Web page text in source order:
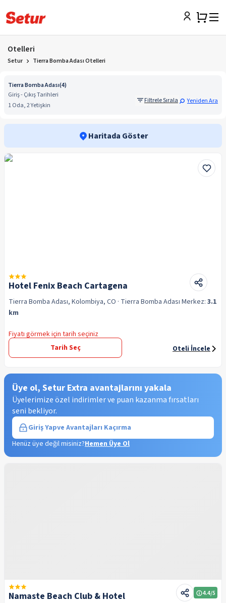
Otelleri
Setur Tierra Bomba Adası Otelleri
Tierra Bomba Adası(4)
Giriş - Çıkış Tarihleri
1 Oda, 2 Yetişkin
Filtrele Sırala Yeniden Ara
Haritada Göster
Hotel Fenix Beach Cartagena
Tierra Bomba Adası, Kolombiya, CO · Tierra Bomba Adası Merkez: 3.1
km
Fiyatı görmek için tarih seçiniz
Tarih Seç
Oteli İncele
Üye ol, Setur Extra avantajlarını yakala
Üyelerimize özel indirimler ve puan kazanma fırsatları
seni bekliyor.
Giriş Yapve Avantajları Kaçırma
Henüz üye değil misiniz?Hemen Üye Ol
Namaste Beach Club & Hotel 4.4/5